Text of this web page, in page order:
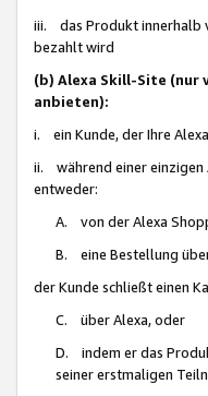
iii. das Produkt innerhalb
bezahlt wird
(b) Alexa Skill-Site (nur
anbieten):
i. ein Kunde, der Ihre
ii. während einer einzigen
entweder:
A. von der Alexa
B. eine Bestellung
der Kunde schließt einen
C. über Alexa, oder
D. indem er das
seiner erstmaligen